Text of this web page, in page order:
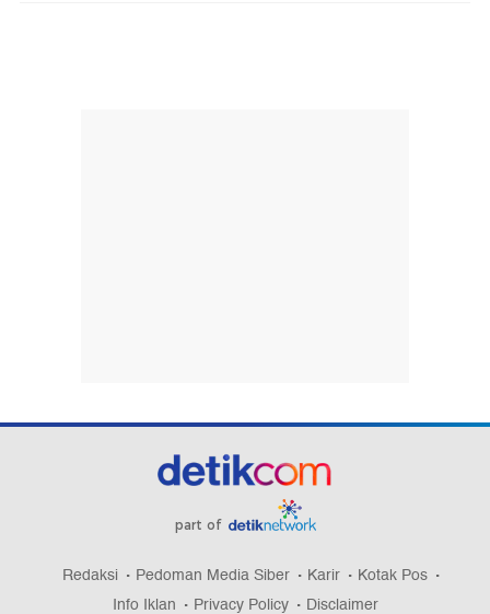
part of
Redaksi Pedoman Media Siber Karir
Kotak Pos
Info Iklan
Privacy Policy Disclaimer